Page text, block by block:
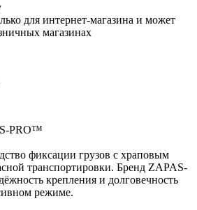
для интернет-магазина и может
магазинах
PRO™
фиксации грузов с храповым
транспортировки. Бренд ZAPAS-
крепления и долговечность
режиме.